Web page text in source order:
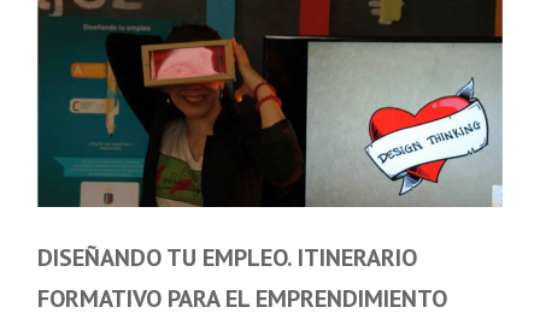
DISEÑANDO TU EMPLEO. ITINERARIO
FORMATIVO PARA EL EMPRENDIMIENTO